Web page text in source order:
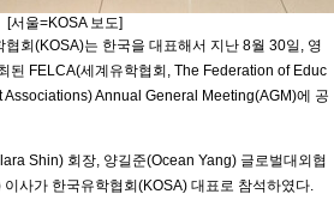
[서울=KOSA 보도]
회(KOSA)는 한국을 대표해서 지난 8월 30일, 영
된 FELCA(세계유학협회, The Federation of Educ
Annual General Meeting(AGM)에 공
Shin) 회장, 양길준(Ocean Yang) 글로벌대외협
사가 한국유학협회(KOSA) 대표로 참석하였다.